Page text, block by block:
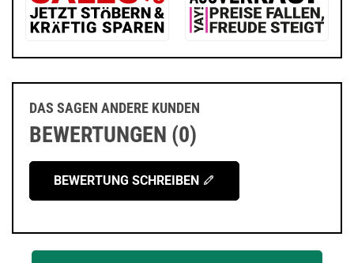
DAS SAGEN ANDERE KUNDEN
BEWERTUNGEN (0)
BEWERTUNG SCHREIBEN